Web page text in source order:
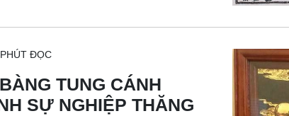
ĐỌC
TUNG CÁNH
SỰ NGHIỆP THĂNG